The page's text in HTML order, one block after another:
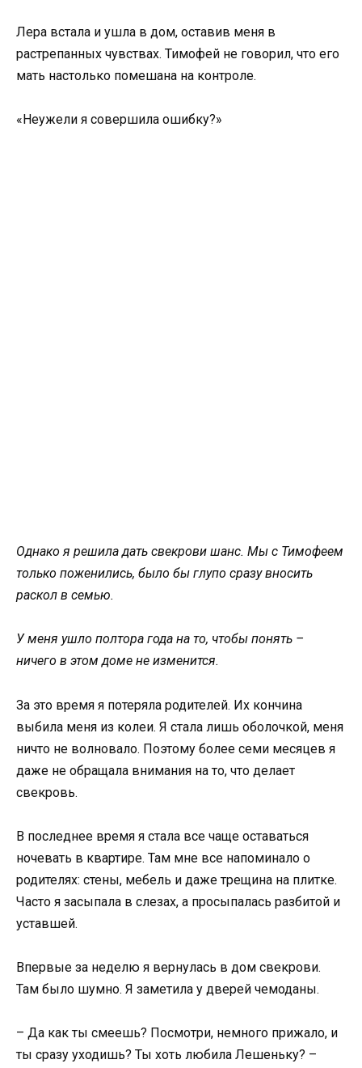
Лера встала и ушла в дом, оставив меня в
растрепанных чувствах. Тимофей не говорил, что его
мать настолько помешана на контроле.
«Неужели я совершила ошибку?»
Однако я решила дать свекрови шанс. Мы с Тимофеем
только поженились, было бы глупо сразу вносить
раскол в семью.
У меня ушло полтора года на то, чтобы понять –
ничего в этом доме не изменится.
За это время я потеряла родителей. Их кончина
выбила меня из колеи. Я стала лишь оболочкой, меня
ничто не волновало. Поэтому более семи месяцев я
даже не обращала внимания на то, что делает
свекровь.
В последнее время я стала все чаще оставаться
ночевать в квартире. Там мне все напоминало о
родителях: стены, мебель и даже трещина на плитке.
Часто я засыпала в слезах, а просыпалась разбитой и
уставшей.
Впервые за неделю я вернулась в дом свекрови.
Там было шумно. Я заметила у дверей чемоданы.
– Да как ты смеешь? Посмотри, немного прижало, и
ты сразу уходишь? Ты хоть любила Лешеньку? –